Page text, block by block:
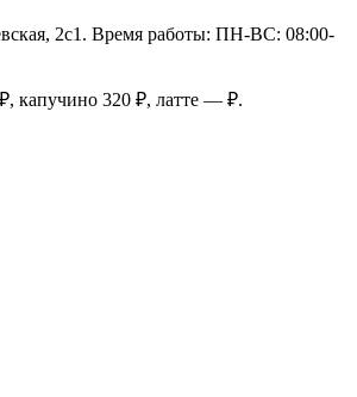
2с1 . Время работы: ПН-ВС: 08:00-
₽, капучино 320 ₽, латте — ₽.